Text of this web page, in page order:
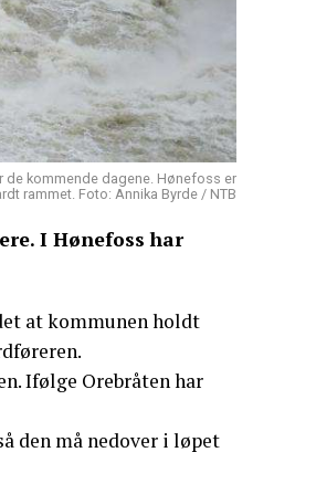
de kommende dagene. Hønefoss er
rammet. Foto: Annika Byrde / NTB
I Hønefoss har
at kommunen holdt
Ifølge Orebråten har
den må nedover i løpet